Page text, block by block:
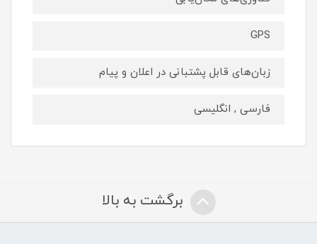
GPS
زبان‌های قابل پشتبانی در اعلان و پیام
فارسی , انگلیسی
برگشت به بالا